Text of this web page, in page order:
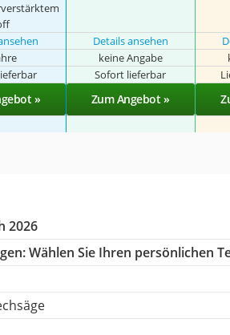
Details ansehen
keine Angabe
Sofort lieferbar
» Zum Angebot »
2026
Wählen Sie Ihren persönlichen